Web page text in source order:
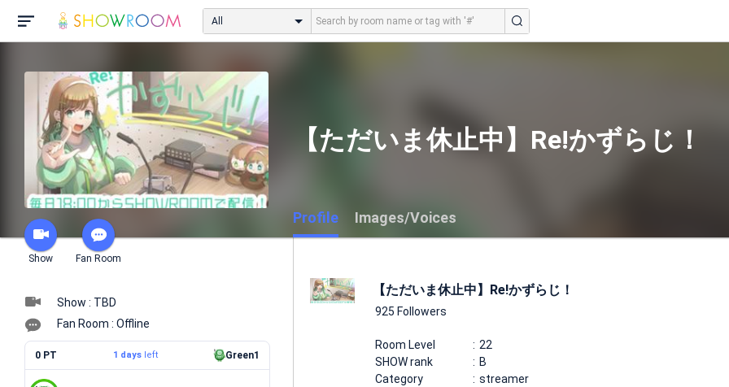
All
Show Fan Room
【ただいま休止中】Re!かずらじ！
Profile Images/Voices
Show : TBD
Fan Room : Offline
0 PT 1 daysleft Green1
【ただいま休止中】Re!かずらじ！
925 Followers
Room Level
22
SHOW rank
B
Category
streamer